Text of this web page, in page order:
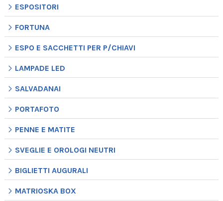
ESPOSITORI
FORTUNA
ESPO E SACCHETTI PER P/CHIAVI
LAMPADE LED
SALVADANAI
PORTAFOTO
PENNE E MATITE
SVEGLIE E OROLOGI NEUTRI
BIGLIETTI AUGURALI
MATRIOSKA BOX